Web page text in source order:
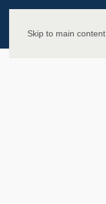
Skip to main content